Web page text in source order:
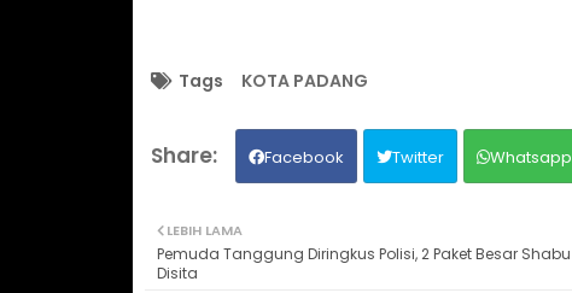
Tags KOTA PADANG
Facebook Twitter Whatsapp
LEBIH LAMA
Pemuda Tanggung Diringkus Polisi, 2 Paket Besar Shabu
Disita